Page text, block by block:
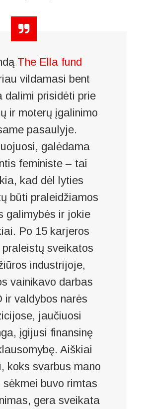
The Ella fund
vildamasi bent
dalimi prisidėti prie
ir moterų įgalinimo
pasaulyje.
galėdama
feministe – tai
kad dėl lyties
būti praleidžiamos
galimybės ir jokie
Po 15 karjeros
praleistų sveikatos
industrijoje,
vainikavo darbas
ir valdybos narės
jaučiuosi
įgijusi finansinę
Aiškiai
koks svarbus mano
sėkmei buvo rimtas
gera sveikata